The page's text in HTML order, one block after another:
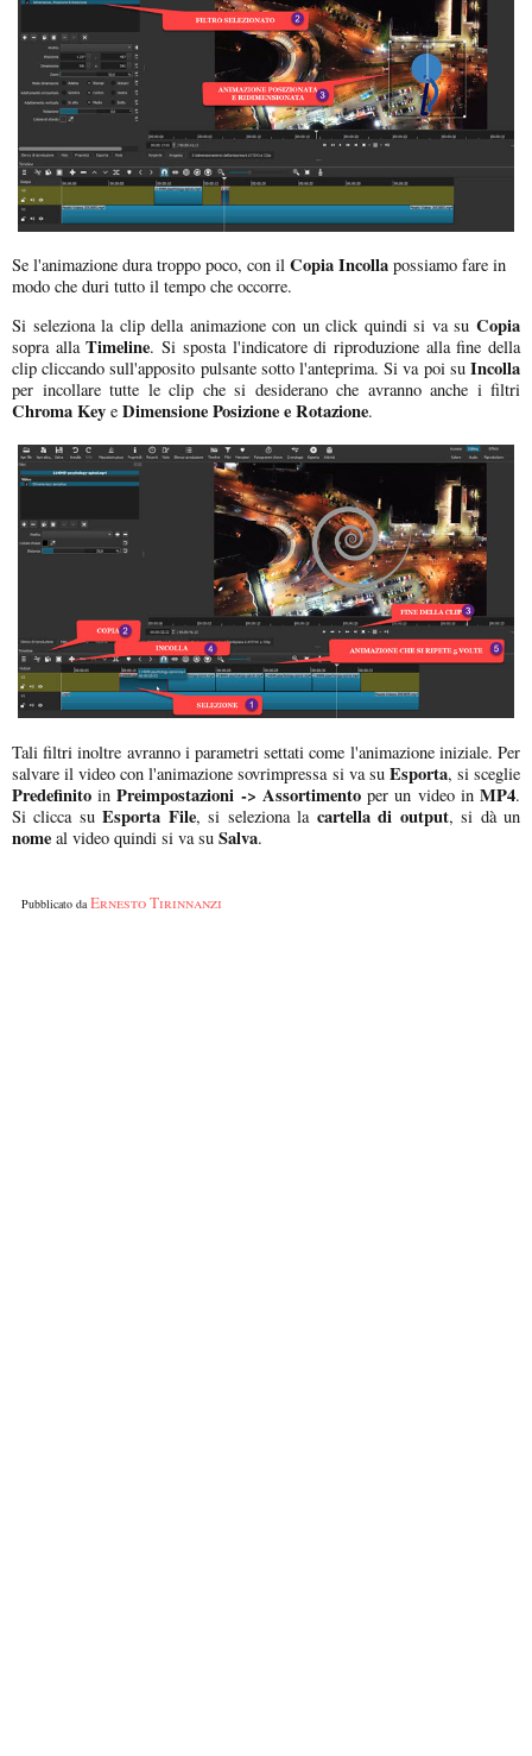
Se l'animazione dura troppo poco, con il Copia Incolla possiamo fare in
modo che duri tutto il tempo che occorre.
Si seleziona la clip della animazione con un click quindi si va su Copia
sopra allaTimeline. Si sposta l'indicatore di riproduzione alla fine della
clip cliccando sull'apposito pulsante sotto l'anteprima. Si va poi su Incolla
per incollare tutte le clip che si desiderano che avranno anche i filtri
Chroma Key e Dimensione Posizione e Rotazione.
Tali filtri inoltre avranno i parametri settati come l'animazione iniziale. Per
salvare il video con l'animazione sovrimpressa si va su Esporta, si sceglie
Predefinito inPreimpostazioni -> Assortimentoper un video inMP4.
Si clicca suEsporta File, si seleziona la cartella di output, si dà un
nome al video quindi si va su Salva.
Pubblicato daErnesto Tirinnanzi